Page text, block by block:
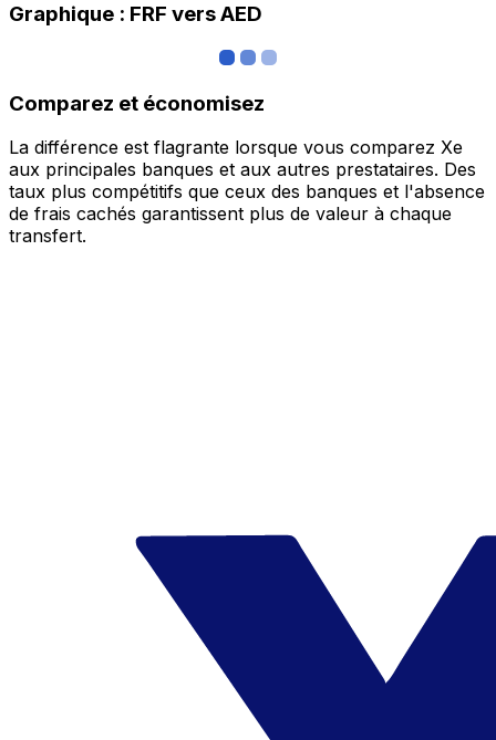
Graphique : FRF vers AED
Comparez et économisez
La différence est flagrante lorsque vous comparez Xe
aux principales banques et aux autres prestataires. Des
taux plus compétitifs que ceux des banques et l'absence
de frais cachés garantissent plus de valeur à chaque
transfert.